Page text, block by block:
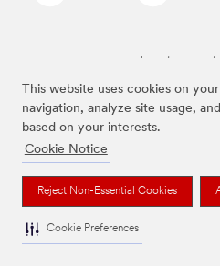
This website uses cookies on
navigation, analyze site usage,
based on your interests.
Cookie Notice
Reject Non-Essential Cookies
Cookie Preferences
Las marcas mencionadas